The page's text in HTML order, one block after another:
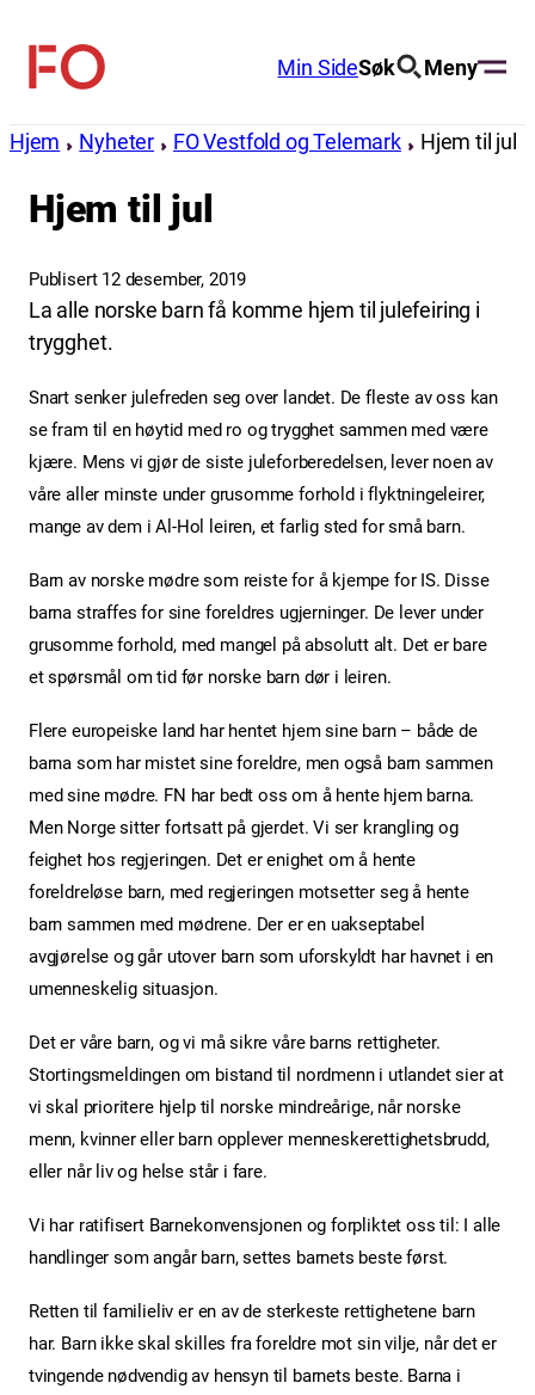
innhold
FO
Min SideSøk Meny
Hjem Nyheter FO Vestfold og Telemark Hjem til jul
Hjem til jul
Publisert 12 desember, 2019
La alle norske barn få komme hjem til julefeiring i
trygghet.
Snart senker julefreden seg over landet. De fleste av oss kan
se fram til en høytid med ro og trygghet sammen med være
kjære. Mens vi gjør de siste juleforberedelsen, lever noen av
våre aller minste under grusomme forhold i flyktningeleirer,
mange av dem i Al-Hol leiren, et farlig sted for små barn.
Barn av norske mødre som reiste for å kjempe for IS. Disse
barna straffes for sine foreldres ugjerninger. De lever under
grusomme forhold, med mangel på absolutt alt. Det er bare
et spørsmål om tid før norske barn dør i leiren.
Flere europeiske land har hentet hjem sine barn – både de
barna som har mistet sine foreldre, men også barn sammen
med sine mødre. FN har bedt oss om å hente hjem barna.
Men Norge sitter fortsatt på gjerdet. Vi ser krangling og
feighet hos regjeringen. Det er enighet om å hente
foreldreløse barn, med regjeringen motsetter seg å hente
barn sammen med mødrene. Der er en uakseptabel
avgjørelse og går utover barn som uforskyldt har havnet i en
umenneskelig situasjon.
Det er våre barn, og vi må sikre våre barns rettigheter.
Stortingsmeldingen om bistand til nordmenn i utlandet sier at
vi skal prioritere hjelp til norske mindreårige, når norske
menn, kvinner eller barn opplever menneskerettighetsbrudd,
eller når liv og helse står i fare.
Vi har ratifisert Barnekonvensjonen og forpliktet oss til: I alle
handlinger som angår barn, settes barnets beste først.
Retten til familieliv er en av de sterkeste rettighetene barn
har. Barn ikke skal skilles fra foreldre mot sin vilje, når det er
tvingende nødvendig av hensyn til barnets beste. Barna i